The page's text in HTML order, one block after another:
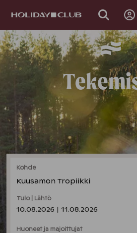
Kohde
Kuusamon Tropiikki
Huoneet ja majoittujat
Tulo | Lähtö
10.08.2026 | 11.08.2026